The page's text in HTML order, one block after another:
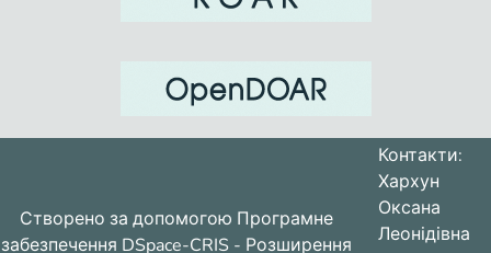
Створено за допомогою Програмне
забезпечення DSpace-CRIS - Розширення
Контакти:
Хархун
Оксана
Леонідівна